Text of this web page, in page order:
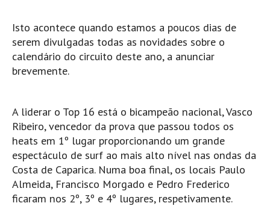
Praia de Árvore - Areal HD
Mindelo
Mindelo meia laranja HD
Leça - L'Kodak (Aterro) HD
Leça da Palmeira HD
Leça da Palmeira bar Oscar HD
Matosinhos HD
Matosinhos - Vagas Bar HD
Isto acontece quando estamos a poucos dias de
serem divulgadas todas as novidades sobre o
calendário do circuito deste ano, a anunciar
brevemente.
A liderar o Top 16 está o bicampeão nacional, Vasco
Ribeiro, vencedor da prova que passou todos os
heats em 1º lugar proporcionando um grande
espectáculo de surf ao mais alto nível nas ondas da
Costa de Caparica. Numa boa final, os locais Paulo
Almeida, Francisco Morgado e Pedro Frederico
ficaram nos 2º, 3º e 4º lugares, respetivamente.